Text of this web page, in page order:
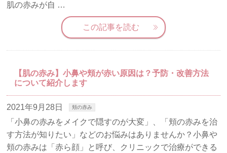
肌の赤みが自 …
この記事を読む
【肌の赤み】小鼻や頬が赤い原因は？予防・改善方法
について紹介します
2021年9月28日 頬の赤み
「小鼻の赤みをメイクで隠すのが大変」、「頬の赤みを治
す方法が知りたい」などのお悩みはありませんか？小鼻や
頬の赤みは「赤ら顔」と呼び、クリニックで治療ができる